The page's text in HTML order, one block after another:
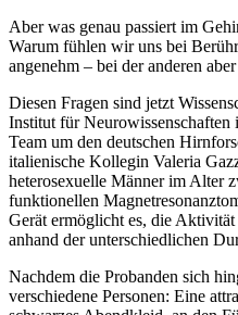
Aber was genau passiert im
Warum fühlen wir uns bei
angenehm – bei der anderen
Diesen Fragen sind jetzt
Institut für Neurowissenschaften
Team um den deutschen
italienische Kollegin Valeria
heterosexuelle Männer im Alter
funktionellen
Gerät ermöglicht es, die
anhand der unterschiedlichen
Nachdem die Probanden sich
verschiedene Personen: Eine